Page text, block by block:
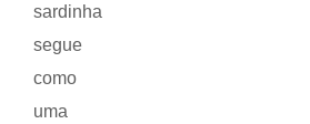
sardinha
segue
como
uma